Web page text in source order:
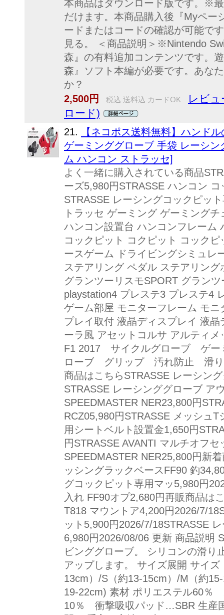
本商品はダウンロード版です。※
だけます。本商品購入後『Myペー
ードまたはコードの確認が可能で
見る。 ＜商品説明＞※Nintendo
森』の有料追加コンテンツです。
森』ソフト本編が必要です。あな
か？
2,500円
税込 送料込 カードOK
レビュ
ロード)
21.
【ネコポス送料無料】ハンド
ゲーミンググローブ 手袋 レーシ
ム ハンコン ストラッセ]
よく一緒に購入されている商品
ーズ5,980円STRASSE ハンコン
STRASSE レーシングコックピッ
トラッセ ゲーミング ゲーミング
ハンコン設置台 ハンコンフレーム
コックピット コクピット コック
ースゲーム ドライビングシミュレ
ステアリング ペダル ステアリン
グランツーリスモSPORT グラン
playstation4 プレステ3 プレステ4
ゲーム部屋 モニターフレーム モ
プレイ取付 液晶ディスプレイ 液
ーラ風 アセットコルサ アルティ
F1 2017 サイクルグローブ ゲー
ローブ グリップ 汚れ防止 滑
商品はこちらSTRASSE レーシン
STRASSE レーシンググローブ ア
SPEEDMASTER NER23,800円
RCZ05,980円STRASSE メッシュ
用シートベルト設置金1,650円
円STRASSE AVANTI マルチオフ
SPEEDMASTER NER25,800円新
ッシングラックベースFF90 釣
グコックピット専用マッ5,980円
入れ FF90オプ2,680円再販商品は
T818 マウントア4,200円2026/7/
ット5,900円2026/7/18STRASSE
6,980円2026/08/06 更新 商品説明
ビンググローブ。 シリコンの滑り
アップします。 サイズ展開 サイ
13cm）/S（約13-15cm）/M（約
19-22cm) 素材 ポリエステル60
10％ 衝撃吸収パッド…SBR 生産